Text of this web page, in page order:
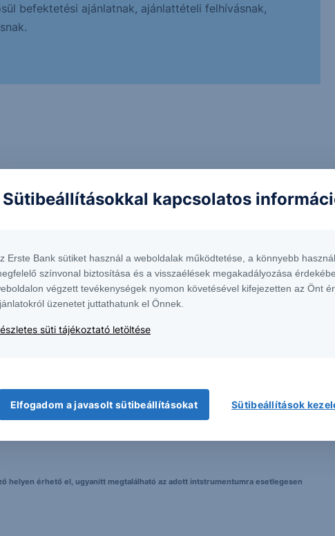
befektetési ajánlatnak, ajánlattételi felhívásnak,
és nem tekinthetőek az Erste Bank Hungary Zrt., az Erste Befektetési Zrt. vagy
tartalma nem minősül befektetési ajánlatnak, ajánlattételi felhívásnak, befektetési
helyen érhető el, ugyanitt megtalálható az adott intstrumentumra esetlegesen
Sütibeállításokkal kapcsolatos
Erste Bank sütiket használ a weboldalak működtetése, a könnyebb
színvonal biztosítása és a visszaélések megakadályozása
végzett tevékenységek nyomon követésével kifejezetten az Önt
üzenetet juttathatunk el Önnek.
süti tájékoztató letöltése
Elfogadom a javasolt sütibeállításokat Sütibeállítások